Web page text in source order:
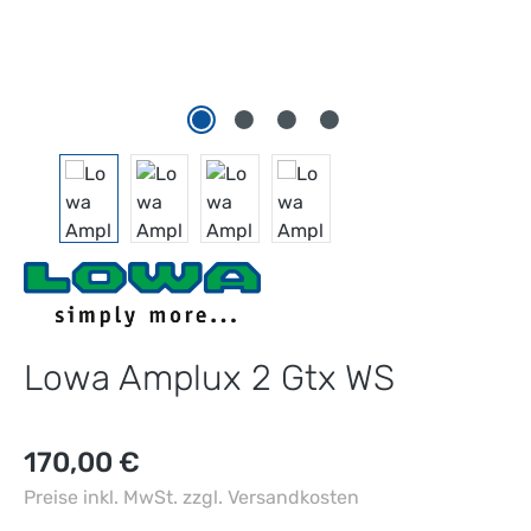
Lowa Amplux 2 Gtx WS
Regulärer Preis:
170,00 €
Preise inkl. MwSt. zzgl. Versandkosten